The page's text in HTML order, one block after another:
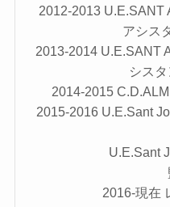
2012-2013
アシス
2013-2014 U.E.SANT
シス
2014-2015
2015-2016 U.E.Sant
U.E.Sant Joan
2016-現在